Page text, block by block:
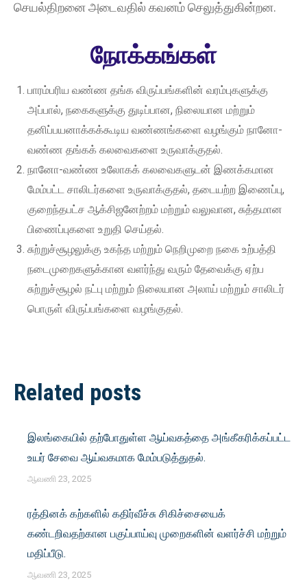
செயல்திறனை அடைவதில் கவனம் செலுத்துகின்றன.
நோக்கங்கள்
பாரம்பரிய வண்ண தங்க விருப்பங்களின் வரம்புகளுக்கு
அப்பால், நகைகளுக்கு துடிப்பான, நிலையான மற்றும்
தனிப்பயனாக்கக்கூடிய வண்ணங்களை வழங்கும் நானோ-
வண்ண தங்கக் கலவைகளை உருவாக்குதல்.
நானோ-வண்ண உலோகக் கலவைகளுடன் இணக்கமான
மேம்பட்ட சாலிடர்களை உருவாக்குதல், தடையற்ற இணைப்பு,
குறைந்தபட்ச ஆக்சிஜனேற்றம் மற்றும் வலுவான, சுத்தமான
பிணைப்புகளை உறுதி செய்தல்.
சுற்றுச்சூழலுக்கு உகந்த மற்றும் நெறிமுறை நகை உற்பத்தி
நடைமுறைகளுக்கான வளர்ந்து வரும் தேவைக்கு ஏற்ப
சுற்றுச்சூழல் நட்பு மற்றும் நிலையான அலாய் மற்றும் சாலிடர்
பொருள் விருப்பங்களை வழங்குதல்.
Post
navigation
Related posts
இலங்கையில் தற்போதுள்ள ஆய்வகத்தை அங்கீகரிக்கப்பட்ட
உயர் சேவை ஆய்வகமாக மேம்படுத்துதல்.
ஆவணி 23, 2025
ரத்தினக் கற்களில் கதிர்வீச்சு சிகிச்சையைக்
கண்டறிவதற்கான பகுப்பாய்வு முறைகளின் வளர்ச்சி மற்றும்
மதிப்பீடு.
ஆவணி 23, 2025